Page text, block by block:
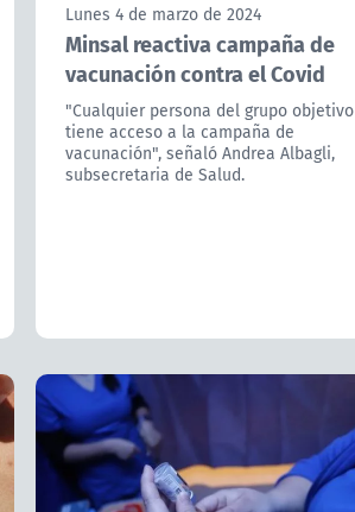
Lunes 4 de marzo de 2024
Minsal reactiva campaña de
vacunación contra el Covid
"Cualquier persona del grupo objetivo
tiene acceso a la campaña de
vacunación", señaló Andrea Albagli,
subsecretaria de Salud.